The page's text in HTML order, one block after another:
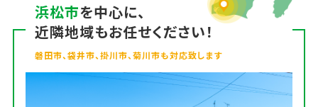
浜松市を中心に、
近隣地域もお任せください！
磐田市、袋井市、掛川市、菊川市も対応致します